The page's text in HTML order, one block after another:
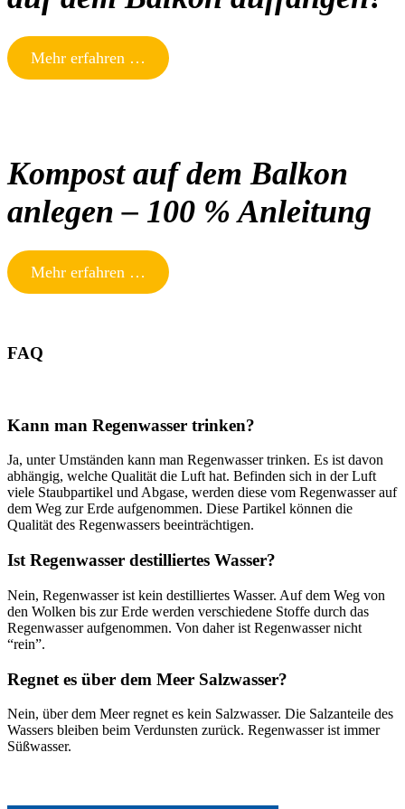
Mehr erfahren …
Kompost auf dem Balkon
anlegen – 100 % Anleitung
Mehr erfahren …
FAQ
Kann man Regenwasser trinken?
Ja, unter Umständen kann man Regenwasser trinken. Es ist davon
abhängig, welche Qualität die Luft hat. Befinden sich in der Luft
viele Staubpartikel und Abgase, werden diese vom Regenwasser auf
dem Weg zur Erde aufgenommen. Diese Partikel können die
Qualität des Regenwassers beeinträchtigen.
Ist Regenwasser destilliertes Wasser?
Nein, Regenwasser ist kein destilliertes Wasser. Auf dem Weg von
den Wolken bis zur Erde werden verschiedene Stoffe durch das
Regenwasser aufgenommen. Von daher ist Regenwasser nicht
“rein”.
Regnet es über dem Meer Salzwasser?
Nein, über dem Meer regnet es kein Salzwasser. Die Salzanteile des
Wassers bleiben beim Verdunsten zurück. Regenwasser ist immer
Süßwasser.